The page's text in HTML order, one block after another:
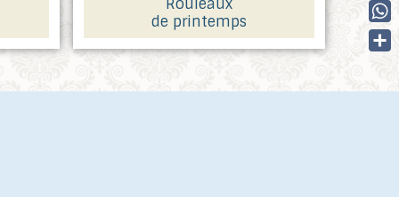
de printemps
Link